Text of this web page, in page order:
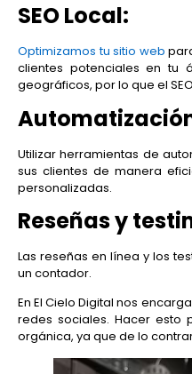
SEO Local:
Optimizamos tu sitio web
clientes potenciales en tu
geográficos, por lo que el
Utilizar herramientas de
sus clientes de manera
personalizadas.
Reseñas y
Las reseñas en línea y los
un contador.
En El Cielo Digital nos
redes sociales. Hacer esto
orgánica, ya que de lo